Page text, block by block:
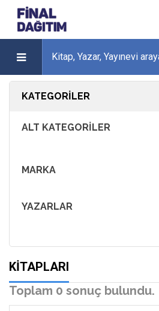
KATEGORILER
ALT KATEGORILER
MARKA
YAZARLAR
KITAPLARI
Toplam 0 sonuç bulundu.